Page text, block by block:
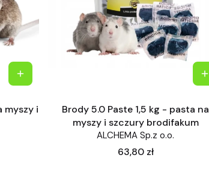
myszy i
Brody 5.0 Paste 1,5 kg - pasta na
myszy i szczury brodifakum
ALCHEMA Sp.z o.o.
Cena
63,80 zł